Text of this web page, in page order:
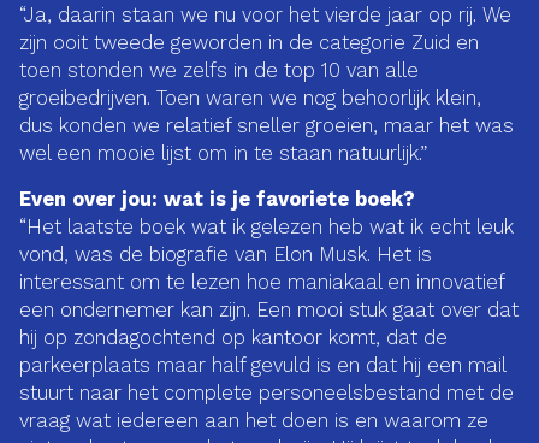
“Ja, daarin staan we nu voor het vierde jaar op rij. We
zijn ooit tweede geworden in de categorie Zuid en
toen stonden we zelfs in de top 10 van alle
groeibedrijven. Toen waren we nog behoorlijk klein,
dus konden we relatief sneller groeien, maar het was
wel een mooie lijst om in te staan natuurlijk.”
Even over jou: wat is je favoriete boek?
“Het laatste boek wat ik gelezen heb wat ik echt leuk
vond, was de biografie van Elon Musk. Het is
interessant om te lezen hoe maniakaal en innovatief
een ondernemer kan zijn. Een mooi stuk gaat over dat
hij op zondagochtend op kantoor komt, dat de
parkeerplaats maar half gevuld is en dat hij een mail
stuurt naar het complete personeelsbestand met de
vraag wat iedereen aan het doen is en waarom ze